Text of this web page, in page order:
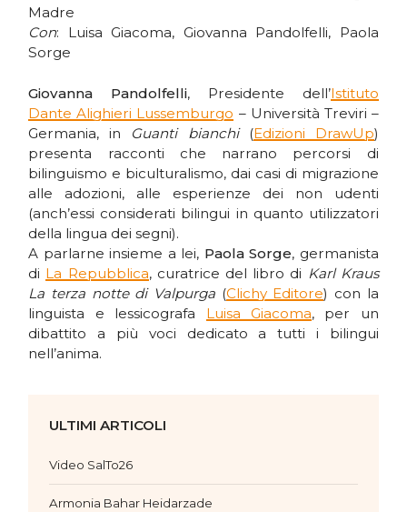
Madre
Con: Luisa Giacoma, Giovanna Pandolfelli, Paola
Sorge
Giovanna Pandolfelli, Presidente dell’Istituto
Dante Alighieri Lussemburgo – Università Treviri –
Germania, in Guanti bianchi(Edizioni DrawUp)
presenta racconti che narrano percorsi di
bilinguismo e biculturalismo, dai casi di migrazione
alle adozioni, alle esperienze dei non udenti
(anch’essi considerati bilingui in quanto utilizzatori
della lingua dei segni).
A parlarne insieme a lei, Paola Sorge, germanista
di La Repubblica, curatrice del libro di Karl Kraus
La terza notte di Valpurga (Clichy Editore) con la
linguista e lessicografa Luisa Giacoma, per un
dibattito a più voci dedicato a tutti i bilingui
nell’anima.
ULTIMI ARTICOLI
Video SalTo26
Armonia Bahar Heidarzade